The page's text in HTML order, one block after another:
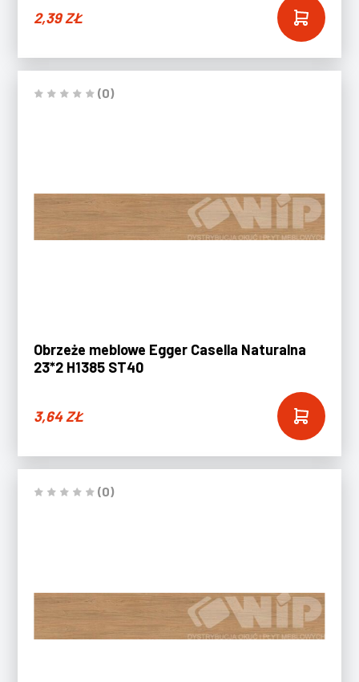
2,39ZŁ
(0)
Obrzeże meblowe Egger Casella Naturalna
23*2 H1385 ST40
3,64ZŁ
(0)